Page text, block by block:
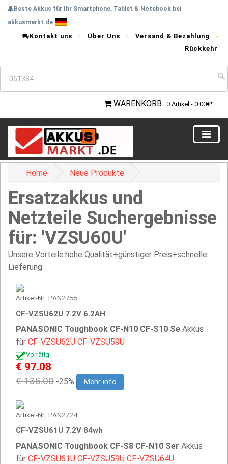
Beste Akkus für Ihr Smartphone, Tablet & Notebook bei
akkusmarkt.de
Kontakt uns Über Uns
Versand & Bezahlung
Rückkehr
WARENKORB 0 Artikel - 0.00€*
Home Neue Produkte
Ersatzakkus und
Netzteile Suchergebnisse
für: 'VZSU60U'
Unsere Vorteile:hohe Qualität+günstiger Preis+schnelle
Lieferung.
Artikel-Nr.: PAN2755
CF-VZSU62U 7.2V 6.2AH
PANASONIC Toughbook CF-N10 CF-S10 Se Akkus
für CF-VZSU62U CF-VZSU59U
Vorrätig
€ 97.08
€ 135.00 -25% Mehr info
Artikel-Nr.: PAN2724
CF-VZSU61U 7.2V 84wh
PANASONIC Toughbook CF-S8 CF-N10 Ser Akkus
für CF-VZSU61U CF-VZSU59U CF-VZSU64U